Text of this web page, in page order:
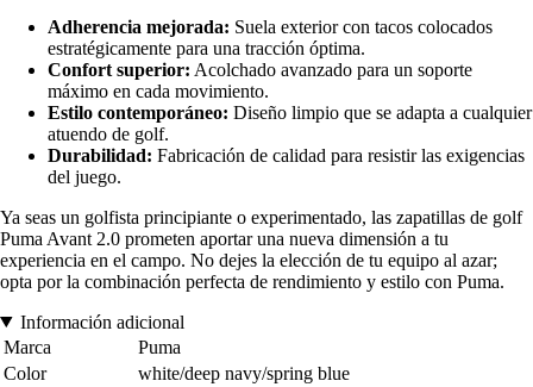
Adherencia mejorada: Suela exterior con tacos colocados
estratégicamente para una tracción óptima.
Confort superior: Acolchado avanzado para un soporte
máximo en cada movimiento.
Estilo contemporáneo: Diseño limpio que se adapta a cualquier
atuendo de golf.
Durabilidad: Fabricación de calidad para resistir las exigencias
del juego.
Ya seas un golfista principiante o experimentado, las zapatillas de golf
Puma Avant 2.0 prometen aportar una nueva dimensión a tu
experiencia en el campo. No dejes la elección de tu equipo al azar;
opta por la combinación perfecta de rendimiento y estilo con Puma.
Información adicional
Marca
Puma
Color
white/deep navy/spring blue